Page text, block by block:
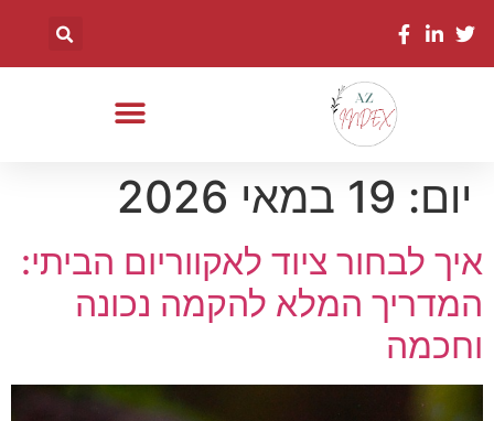
יום: 19 במאי 2026
איך לבחור ציוד לאקווריום הביתי:
המדריך המלא להקמה נכונה
וחכמה